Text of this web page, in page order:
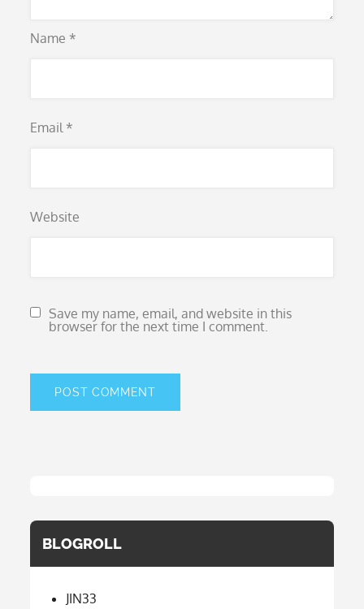
Name *
Email *
Website
Save my name, email, and website in this
browser for the next time I comment.
BLOGROLL
JIN33